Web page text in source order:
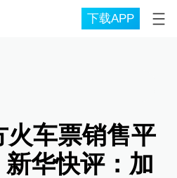
下载APP
火车票销售平
华快评：加